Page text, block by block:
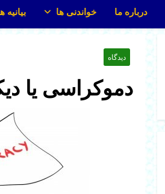
درباره ما خواندنی ها بیانیه
دیدگاه
دموکراسی یا